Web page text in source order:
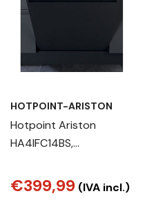
HOTPOINT-ARISTON
Hotpoint Ariston
HA4IFC14BS,
classe C, 14 coperti,
44dBA, cerniere sliding
€399,99 (IVA incl.)